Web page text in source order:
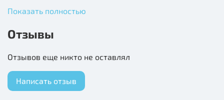
Лежак прост в уходе и может стираться в стиральной
Показать полностью
Отзывы
Отзывов еще никто не оставлял
Написать отзыв